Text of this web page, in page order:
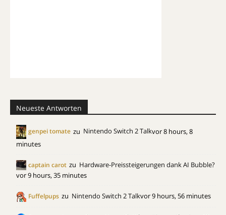
Neueste Antworten
genpei tomate zu Nintendo Switch 2 Talkvor 8 hours, 8
minutes
captain carot zu Hardware-Preissteigerungen dank AI Bubble?
vor 9 hours, 35 minutes
Fuffelpups zu Nintendo Switch 2 Talkvor 9 hours, 56 minutes